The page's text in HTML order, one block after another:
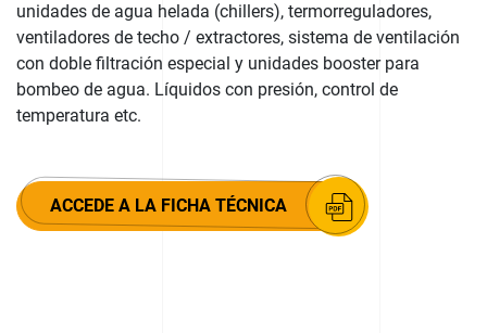
unidades de agua helada (chillers), termorreguladores,
ventiladores de techo / extractores, sistema de ventilación
con doble filtración especial y unidades booster para
bombeo de agua. Líquidos con presión, control de
temperatura etc.
ACCEDE A LA FICHA TÉCNICA